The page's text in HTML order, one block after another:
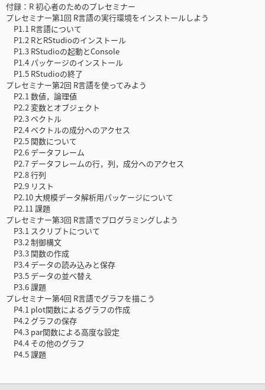
付録：R 初心者のためのプレセミナー
プレセミナー第1回 R言語の実行環境をインストールしよう
P1.1 R言語について
P1.2 RとRStudioのインストール
P1.3 RStudioの起動とConsole
P1.4 パッケージのインストール
P1.5 RStudioの終了
プレセミナー第2回 R言語を使ってみよう
P2.1 数値，論理値
P2.2 変数とオブジェクト
P2.3 ベクトル
P2.4 ベクトルの成分へのアクセス
P2.5 関数について
P2.6 データフレーム
P2.7 データフレームの行，列，成分へのアクセス
P2.8 行列
P2.9 リスト
P2.10 大規模データ解析用パッケージについて
P2.11 課題
プレセミナー第3回 R言語でプログラミングしよう
P3.1 スクリプトについて
P3.2 制御構文
P3.3 関数の作成
P3.4 データの読み込みと保存
P3.5 データの並べ替え
P3.6 課題
プレセミナー第4回 R言語でグラフを描こう
P4.1 plot関数によるグラフの作成
P4.2 グラフの保存
P4.3 par関数による高度な設定
P4.4 その他のグラフ
P4.5 課題